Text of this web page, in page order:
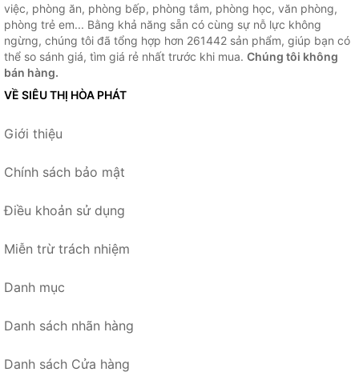
việc, phòng ăn, phòng bếp, phòng tắm, phòng học, văn phòng,
phòng trẻ em... Bằng khả năng sẵn có cùng sự nỗ lực không
ngừng, chúng tôi đã tổng hợp hơn 261442 sản phẩm, giúp bạn có
thể so sánh giá, tìm giá rẻ nhất trước khi mua. Chúng tôi không
bán hàng.
VỀ SIÊU THỊ HÒA PHÁT
Giới thiệu
Chính sách bảo mật
Điều khoản sử dụng
Miễn trừ trách nhiệm
Danh mục
Danh sách nhãn hàng
Danh sách Cửa hàng